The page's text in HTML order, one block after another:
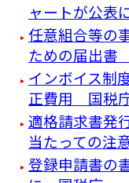
ャートが公
任意組合等の
ための届出
インボイス制
正費用 国税
適格請求書発
当たっての
登録申請書の